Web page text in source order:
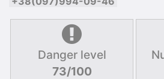
Danger level
73/100